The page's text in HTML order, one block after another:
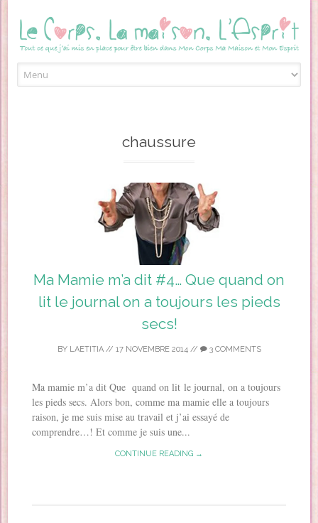
chaussure
Ma Mamie m’a dit #4… Que quand on
lit le journal on a toujours les pieds
secs!
BY LAETITIA// 17 NOVEMBRE 2014 // 3 COMMENTS
Ma mamie m’a dit Que quand on lit le journal, on a toujours
les pieds secs. Alors bon, comme ma mamie elle a toujours
raison, je me suis mise au travail et j’ai essayé de
comprendre…! Et comme je suis une...
CONTINUE READING →